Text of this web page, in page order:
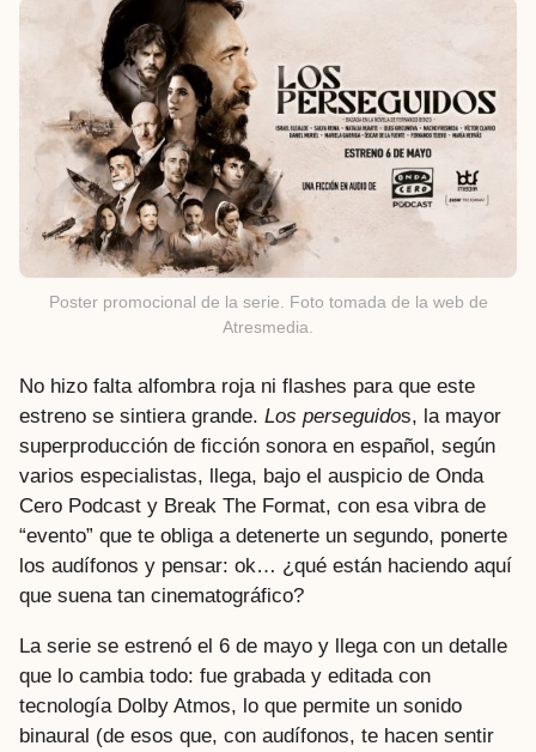
Poster promocional de la serie. Foto tomada de la web de
Atresmedia.
No hizo falta alfombra roja ni flashes para que este
estreno se sintiera grande. Los perseguidos, la mayor
superproducción de ficción sonora en español, según
varios especialistas, llega, bajo el auspicio de Onda
Cero Podcast y Break The Format, con esa vibra de
“evento” que te obliga a detenerte un segundo, ponerte
los audífonos y pensar: ok… ¿qué están haciendo aquí
que suena tan cinematográfico?
La serie se estrenó el 6 de mayo y llega con un detalle
que lo cambia todo: fue grabada y editada con
tecnología Dolby Atmos, lo que permite un sonido
binaural (de esos que, con audífonos, te hacen sentir